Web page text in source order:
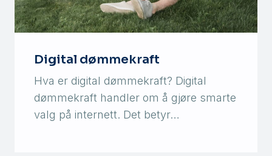
Digital dømmekraft
Hva er digital dømmekraft? Digital
dømmekraft handler om å gjøre smarte
valg på internett. Det betyr…